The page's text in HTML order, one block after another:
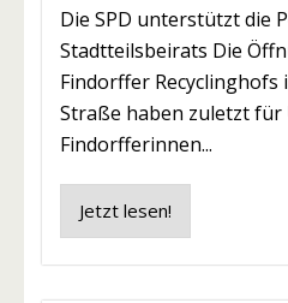
Die SPD unterstützt die
Stadtteilsbeirats Die
Findorffer Recyclinghofs
Straße haben zuletzt
Findorfferinnen...
Jetzt lesen!